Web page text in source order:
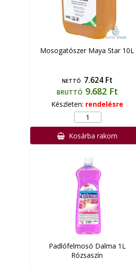
Mosogatószer Maya Star 10L
NETTÓ 7.624 Ft
BRUTTÓ 9.682 Ft
Készleten: rendelésre
Kosárba rakom
Padlófelmosó Dalma 1L
Rózsaszín